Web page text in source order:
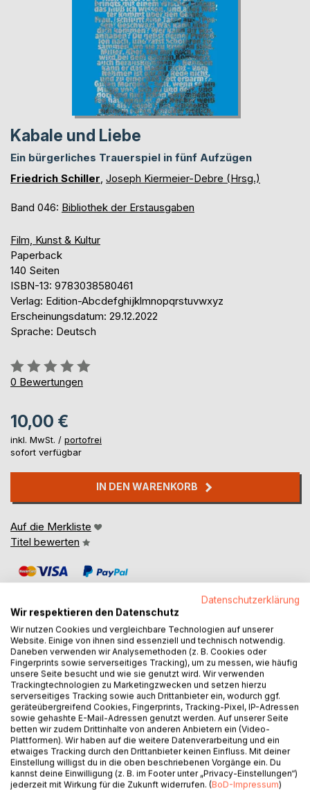
Kabale und Liebe
Ein bürgerliches Trauerspiel in fünf Aufzügen
Friedrich Schiller, Joseph Kiermeier-Debre (Hrsg.)
Band 046: Bibliothek der Erstausgaben
Film, Kunst & Kultur
Paperback
140 Seiten
ISBN-13: 9783038580461
Verlag: Edition-Abcdefghijklmnopqrstuvwxyz
Erscheinungsdatum: 29.12.2022
Sprache: Deutsch
Bewertung::
0%
0 Bewertungen
10,00 €
inkl. MwSt. / portofrei
sofort verfügbar
IN DEN WARENKORB
Auf die Merkliste
Titel bewerten
BESCHREIBUNG
Friedrich Schiller: Kabale und Liebe. Ein bürgerliches
Trauerspiel in fünf Aufzügen. Der Nachdruck des Textes in
der «Bibliothek der Erstausgaben» folgt originalgetreu in
Orthographie und Interpunktion der Erstausgabe von 1784.
Die Originalpaginierung wird im fortlaufenden Text
vermerkt. Der Anhang (Textgestalt, Glossar, Zeittafel,
Nachwort) gibt Auskunft zu Leben und Werk.
Datenschutzerklärung
Wir respektieren den Datenschutz
Wir nutzen Cookies und vergleichbare Technologien auf unserer
Website. Einige von ihnen sind essenziell und technisch notwendig.
Daneben verwenden wir Analysemethoden (z. B. Cookies oder
Fingerprints sowie serverseitiges Tracking), um zu messen, wie häufig
unsere Seite besucht und wie sie genutzt wird. Wir verwenden
Trackingtechnologien zu Marketingzwecken und setzen hierzu
serverseitiges Tracking sowie auch Drittanbieter ein, wodurch ggf.
geräteübergreifend Cookies, Fingerprints, Tracking-Pixel, IP-Adressen
sowie gehashte E-Mail-Adressen genutzt werden. Auf unserer Seite
betten wir zudem Drittinhalte von anderen Anbietern ein (Video-
Plattformen). Wir haben auf die weitere Datenverarbeitung und ein
etwaiges Tracking durch den Drittanbieter keinen Einfluss. Mit deiner
Einstellung willigst du in die oben beschriebenen Vorgänge ein. Du
kannst deine Einwilligung (z. B. im Footer unter „Privacy-Einstellungen“)
jederzeit mit Wirkung für die Zukunft widerrufen. (BoD-Impressum)